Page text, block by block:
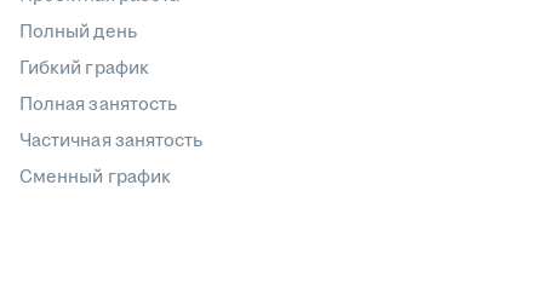
Полный день
Гибкий график
Полная занятость
Частичная занятость
Сменный график